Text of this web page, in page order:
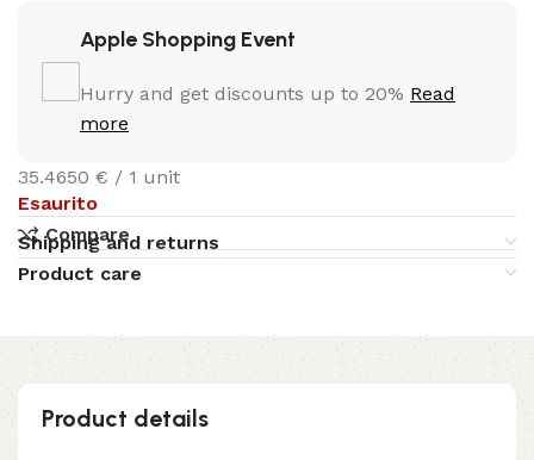
Apple Shopping Event
Hurry and get discounts up to 20% Read
more
35.4650 € / 1 unit
Esaurito
Compare
Shipping and returns
Product care
Product details